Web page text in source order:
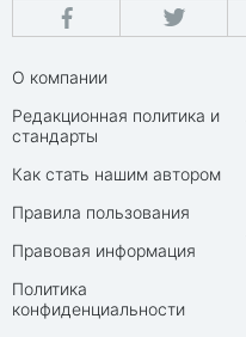
О компании
Редакционная политика и
стандарты
Как стать нашим автором
Правила пользования
Правовая информация
Политика
конфиденциальности